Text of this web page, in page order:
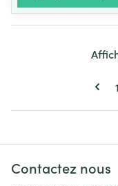
1
Contactez nous